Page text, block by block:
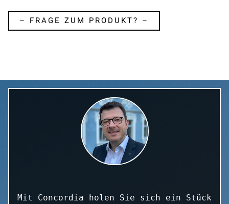
– FRAGE ZUM PRODUKT? –
Mit Concordia holen Sie sich ein Stück